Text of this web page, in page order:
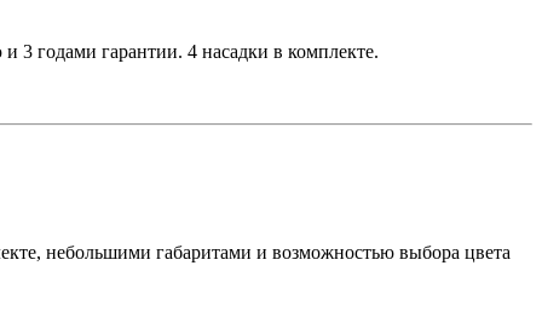
3 годами гарантии. 4насадки в комплекте.
небольшими габаритами и возможностью выбора цвета